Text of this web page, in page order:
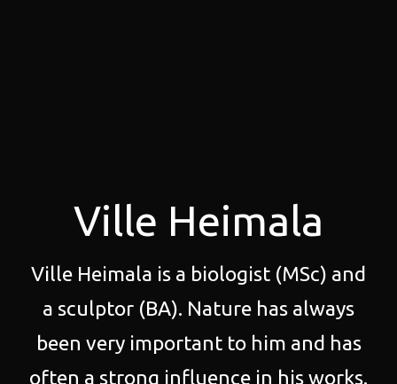
Ville Heimala
Ville Heimala is a biologist (MSc) and
a sculptor (BA). Nature has always
been very important to him and has
often a strong influence in his works.